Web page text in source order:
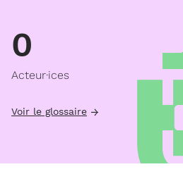
0
Acteur·ices
Voir le glossaire